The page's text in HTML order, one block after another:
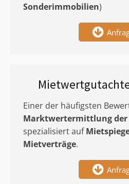
Sonderimmobilien)
Einer der häufigsten
Marktwertermittlung
spezialisiert auf
Mietverträge.